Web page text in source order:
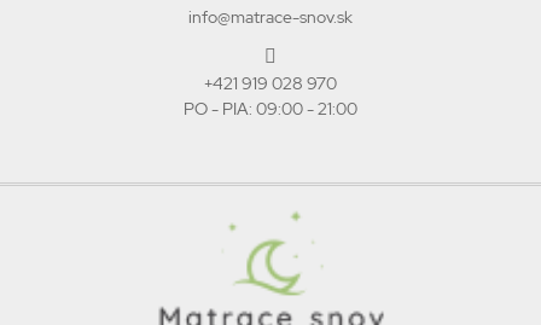
info@matrace-snov.sk
+421 919 028 970
PO - PIA: 09:00 - 21:00